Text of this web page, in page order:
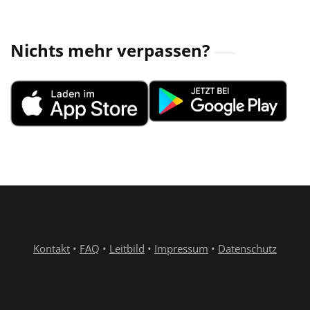
Nichts mehr verpassen?
Kontakt • FAQ • Leitbild • Impressum • Datenschutz